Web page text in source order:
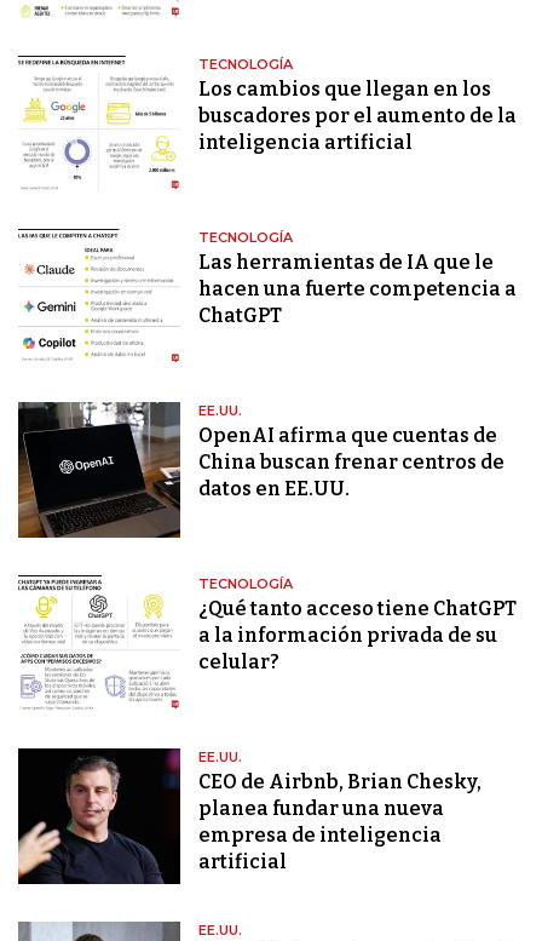
TECNOLOGÍA
Los cambios que llegan en los
buscadores por el aumento de la
inteligencia artificial
TECNOLOGÍA
Las herramientas de IA que le
hacen una fuerte competencia a
ChatGPT
EE.UU.
OpenAI afirma que cuentas de
China buscan frenar centros de
datos en EE.UU.
TECNOLOGÍA
¿Qué tanto acceso tiene ChatGPT
a la información privada de su
celular?
EE.UU.
CEO de Airbnb, Brian Chesky,
planea fundar una nueva
empresa de inteligencia
artificial
EE.UU.